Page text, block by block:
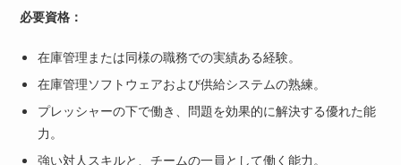
必要資格：
在庫管理または同様の職務での実績ある経験。
在庫管理ソフトウェアおよび供給システムの熟練。
プレッシャーの下で働き、問題を効果的に解決する優れた能
力。
強い対人スキルと、チームの一員として働く能力。